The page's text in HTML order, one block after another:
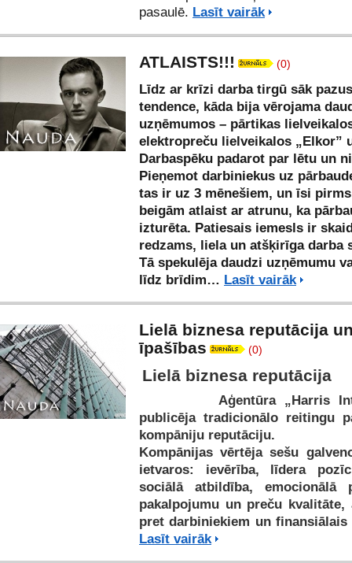
pasaulē. Lasīt vairāk
ATLAISTS!!! (0)
Līdz ar krīzi darba tirgū sāk
tendence, kāda bija vērojama
uzņēmumos – pārtikas
elektropreču lielveikalos „Elkor”
Darbaspēku padarot par lētu un
Pieņemot darbiniekus uz
tas ir uz 3 mēnešiem, un īsi
beigām atlaist ar atrunu, ka
izturēta. Patiesais iemesls ir
redzams, liela un atšķirīga darba
Tā spekulēja daudzi uzņēmumu
līdz brīdim… Lasīt vairāk
Lielā biznesa reputācija
īpašības
(0)
Lielā biznesa reputācija
Aģentūra „Harris
publicēja tradicionālo reitingu
kompāniju reputāciju.
Kompānijas vērtēja sešu
ietvaros: ievērība, līdera
sociālā atbildība, emocionālā
pakalpojumu un preču kvalitāte,
pret darbiniekiem un
Lasīt vairāk